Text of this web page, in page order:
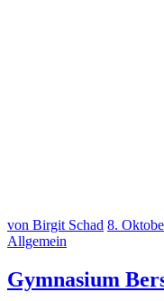
von Birgit Schad 8.
Allgemein
Gymnasium